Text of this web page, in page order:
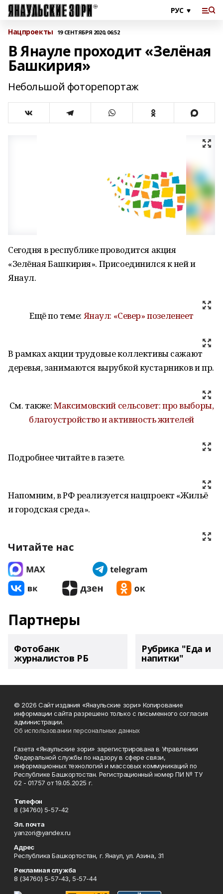
Нацпроекты 19 СЕНТЯБРЯ 2020, 06:52
В Янауле проходит «Зелёная
Башкирия»
Небольшой фоторепортаж
Сегодня в республике проводится акция
«Зелёная Башкирия». Присоединился к ней и
Янаул.
Ещё по теме: Янаул: «Север» позеленеет
В рамках акции трудовые коллективы сажают
деревья, занимаются вырубкой кустарников и пр.
См. также:Максимовский сельсовет: про выборы,
благоустройство и активность жителей
Подробнее читайте в газете.
Напомним, в РФ реализуется нацпроект «Жильё
и городская среда».
Читайте нас
Партнеры
Фотобанк
журналистов РБ
Рубрика "Еда и
напитки"
© 2026 Сайт издания «Янаульские зори» Копирование
информации сайта разрешено только с письменного согласия
администрации.
Об использовании персональных данных
Газета «Янаульские зори» зарегистрирована в Управлении
Федеральной службы по надзору в сфере связи,
информационных технологий и массовых коммуникаций по
Республике Башкортостан. Регистрационный номер ПИ № ТУ
02 - 01757 от 19.05.2025 г.
Телефон
8 (34760) 5-57-42
Эл. почта
yanzori@yandex.ru
Адрес
Республика Башкортостан, г. Янаул, ул. Азина, 31
Рекламная служба
8 (34760) 5-57-43, 5-57-44